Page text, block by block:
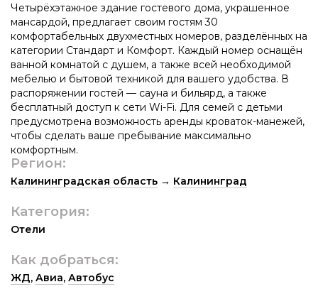
Четырёхэтажное здание гостевого дома, украшенное
мансардой, предлагает своим гостям 30
комфортабельных двухместных номеров, разделённых на
категории Стандарт и Комфорт. Каждый номер оснащён
ванной комнатой с душем, а также всей необходимой
мебелью и бытовой техникой для вашего удобства. В
распоряжении гостей — сауна и бильярд, а также
бесплатный доступ к сети Wi-Fi. Для семей с детьми
предусмотрена возможность аренды кроваток-манежей,
чтобы сделать ваше пребывание максимально
комфортным.
Регион:
Калининградская область → Калининград
Категория:
Отели
Как добраться:
ЖД, Авиа, Автобус